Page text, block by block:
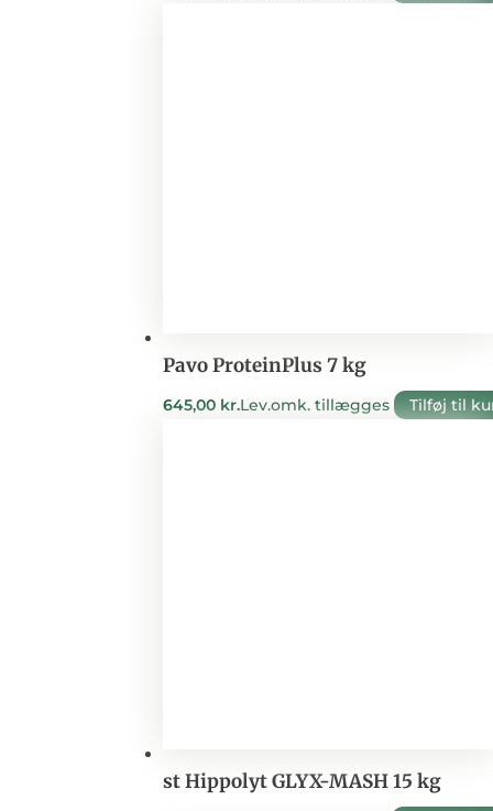
Pavo ProteinPlus 7 kg
645,00 kr.Lev.omk. tillægges Tilføj til
st Hippolyt GLYX-MASH 15 kg